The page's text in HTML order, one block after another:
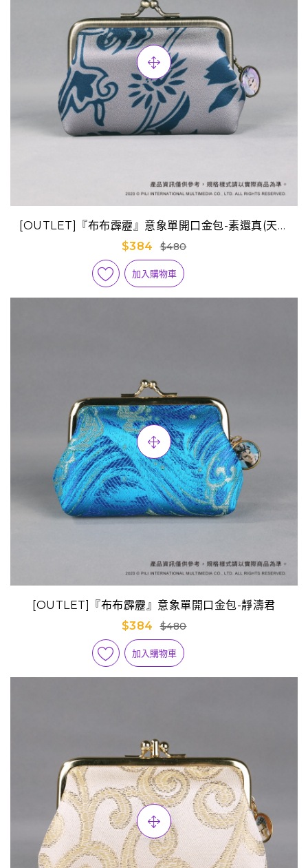
[OUTLET]『布布霹靂』意象單開口金包-素還真(天競
版)
$384 $480
加入購物車
[OUTLET]『布布霹靂』意象單開口金包-靜濤君
$384
$480
加入購物車